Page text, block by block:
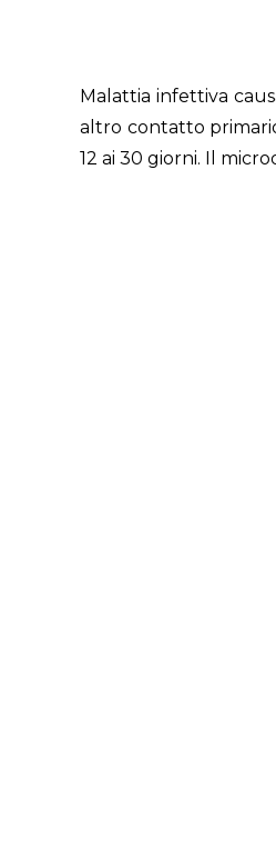
Malattia infettiva
altro contatto
12 ai 30 giorni. Il